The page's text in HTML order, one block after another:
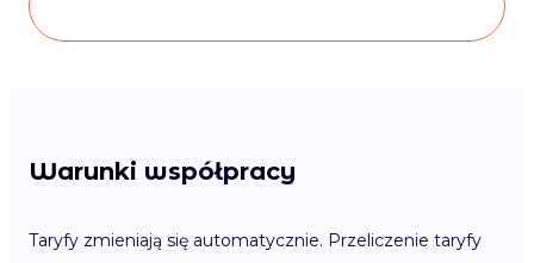
Warunki współpracy
Taryfy zmieniają się automatycznie. Przeliczenie taryfy